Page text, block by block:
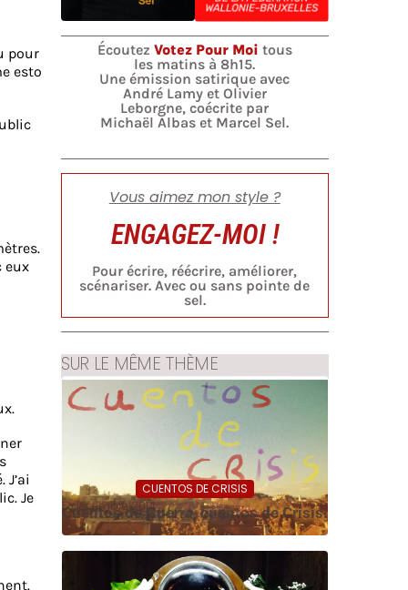
pour
esto
eux
Je
Écoutez Votez Pour Moi tous
les matins à 8h15.
Une émission satirique avec
André Lamy et Olivier
Leborgne, coécrite par
Michaël Albas et Marcel Sel.
Vous aimez mon style ?
ENGAGEZ-MOI !
Pour écrire, réécrire, améliorer,
scénariser. Avec ou sans pointe de
sel.
SUR LE MÊME THÈME
CUENTOS DE CRISIS
5 décembre 2014
Cuentos de Guerra, cuentos de Crisis.